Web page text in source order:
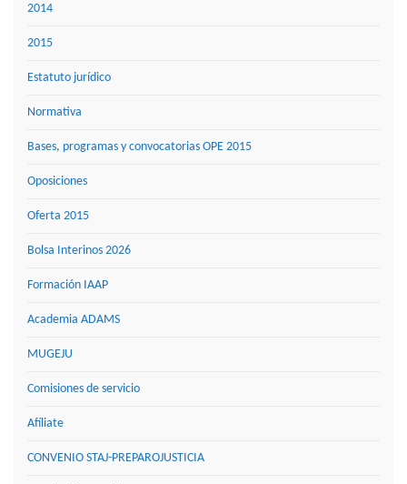
2014
2015
Estatuto jurídico
Normativa
Bases, programas y convocatorias OPE 2015
Oposiciones
Oferta 2015
Bolsa Interinos 2026
Formación IAAP
Academia ADAMS
MUGEJU
Comisiones de servicio
Afíliate
CONVENIO STAJ-PREPAROJUSTICIA